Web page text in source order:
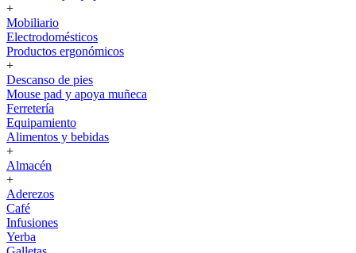
+
Mobiliario
Electrodomésticos
Productos ergonómicos
+
Descanso de pies
Mouse pad y apoya muñeca
Ferretería
Equipamiento
Alimentos y bebidas
+
Almacén
+
Aderezos
Café
Infusiones
Yerba